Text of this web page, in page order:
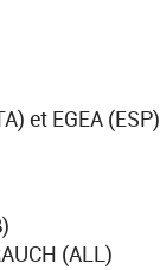
et EGEA (ESP)
(ALL)